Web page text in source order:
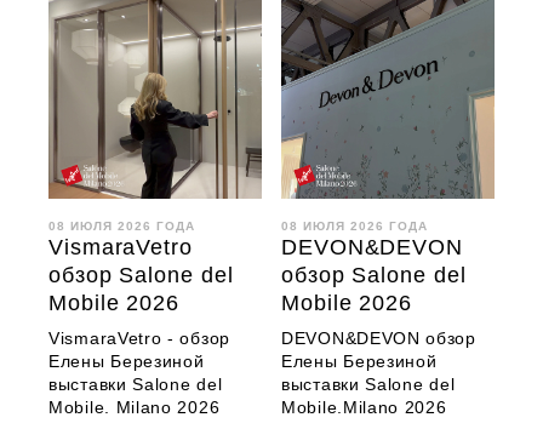
08 ИЮЛЯ 2026 ГОДА
VismaraVetro
обзор Salone del
Mobile 2026
VismaraVetro - обзор
Елены Березиной
выставки Salone del
Mobile. Milano 2026
08 ИЮЛЯ 2026 ГОДА
DEVON&DEVON
обзор Salone del
Mobile 2026
DEVON&DEVON обзор
Елены Березиной
выставки Salone del
Mobile.Milano 2026